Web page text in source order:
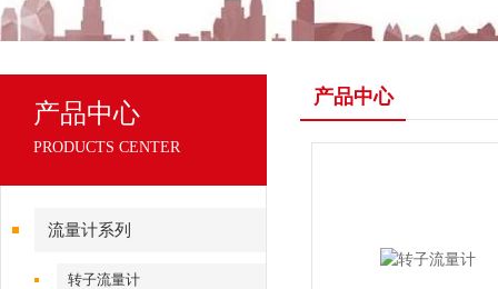
产品中心
PRODUCTS CENTER
流量计系列
转子流量计
产品中心